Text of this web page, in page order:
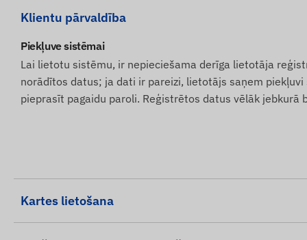
Klientu pārvaldība
Piekļuve sistēmai
Lai lietotu sistēmu, ir nepieciešama derīga lietotāja
norādītos datus; ja dati ir pareizi, lietotājs saņem
pieprasīt pagaidu paroli. Reģistrētos datus vēlāk
Kartes lietošana